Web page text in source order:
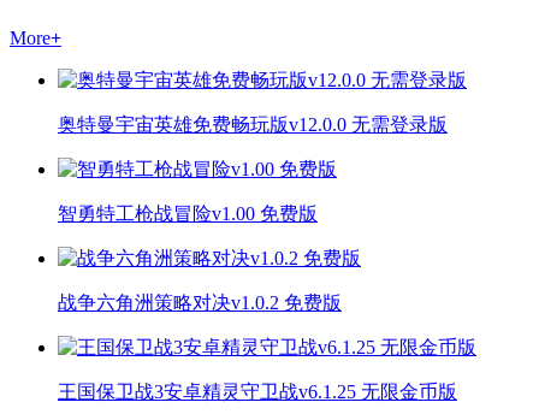
More+
奥特曼宇宙英雄免费畅玩版v12.0.0 无需登录版
智勇特工枪战冒险v1.00 免费版
战争六角洲策略对决v1.0.2 免费版
王国保卫战3安卓精灵守卫战v6.1.25 无限金币版